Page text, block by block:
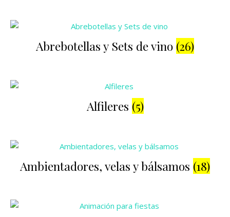
Abrebotellas y Sets de vino (26)
Alfileres (5)
Ambientadores, velas y bálsamos (18)